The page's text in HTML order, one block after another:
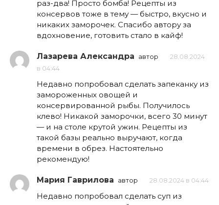
раз-два! Просто бомба! Рецепты из
консервов тоже в тему — быстро, вкусно и
никаких заморочек. Спасибо автору за
вдохновение, готовить стало в кайф!
Лазарева Александра автор
28.08.2024
в 04:44
Недавно попробовал сделать запеканку из
замороженных овощей и
консервированной рыбы. Получилось
клево! Никакой заморочки, всего 30 минут
— и на столе крутой ужин. Рецепты из
такой базы реально выручают, когда
времени в обрез. Настоятельно
рекомендую!
Мария Гаврилова автор 28.08.2024 в 04:44
Недавно попробовал сделать суп из